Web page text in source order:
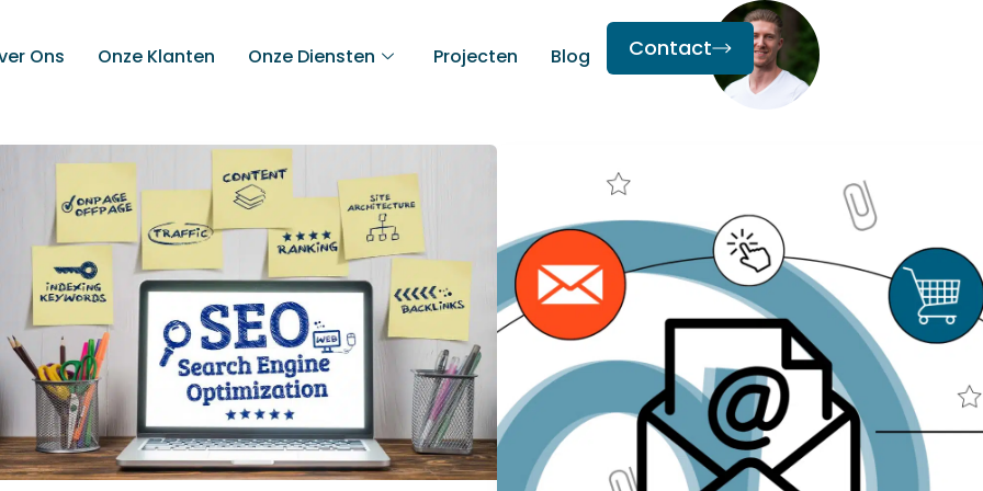
Ons Onze Klanten Onze Diensten Projecten Blog Contact